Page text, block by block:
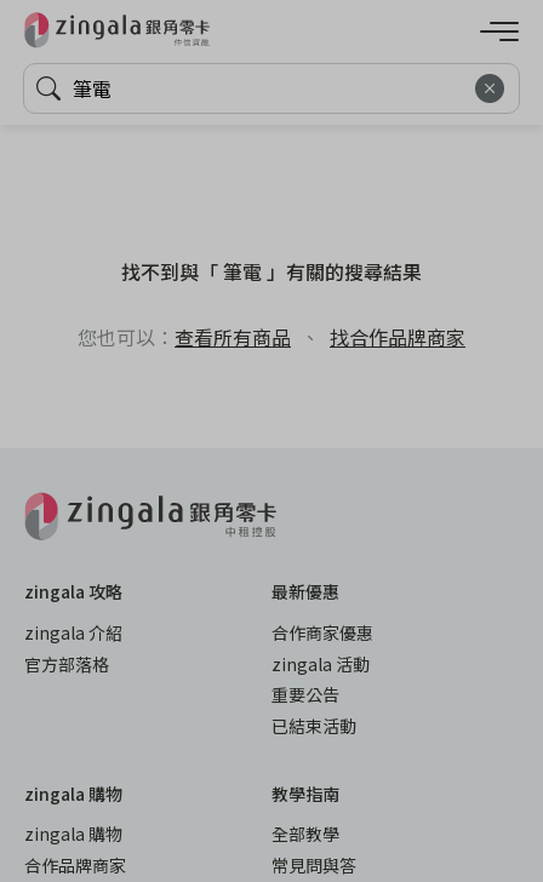
找不到與「 筆電 」有關的搜尋結果
您也可以： 查看所有商品 、 找合作品牌商家
zingala 攻略
zingala 介紹
官方部落格
最新優惠
合作商家優惠
zingala 活動
重要公告
已結束活動
zingala 購物
zingala 購物
合作品牌商家
教學指南
全部教學
常見問與答